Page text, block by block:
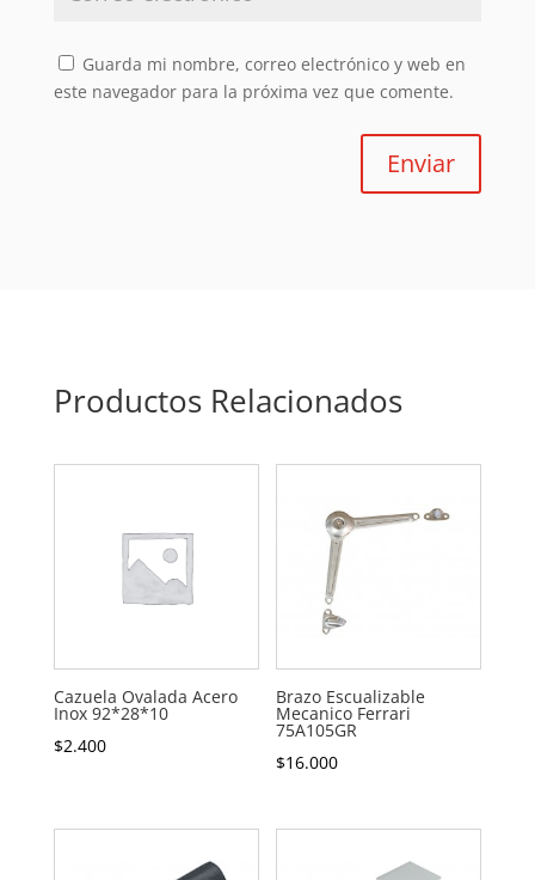
Guarda mi nombre, correo electrónico y web en
este navegador para la próxima vez que comente.
Enviar
Productos Relacionados
Cazuela Ovalada Acero
Inox 92*28*10
$2.400
Brazo Escualizable
Mecanico Ferrari
75A105GR
$16.000